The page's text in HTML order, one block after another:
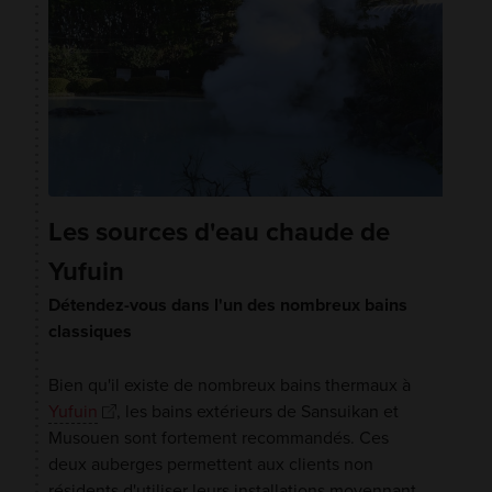
Les sources d'eau chaude de
Yufuin
Détendez-vous dans l'un des nombreux bains
classiques
Bien qu'il existe de nombreux bains thermaux à
Yufuin
, les bains extérieurs de Sansuikan et
Musouen sont fortement recommandés. Ces
deux auberges permettent aux clients non